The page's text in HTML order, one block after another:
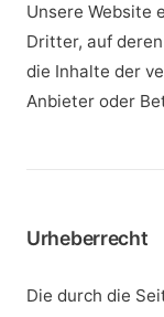
Unsere Website
Dritter, auf
die Inhalte der
Anbieter oder
Urheberrecht
Die durch die